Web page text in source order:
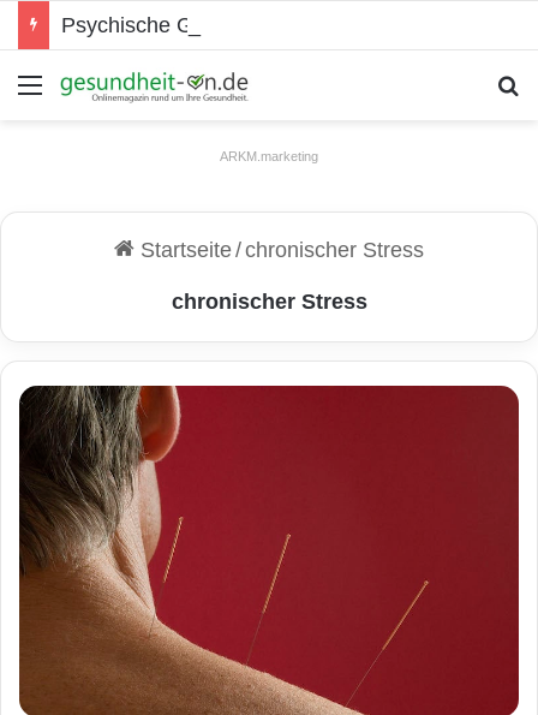
Psychische Gesundheit bei Jugendlichen
Menü
ARKM.marketing
Startseite/chronischer Stress
chronischer Stress